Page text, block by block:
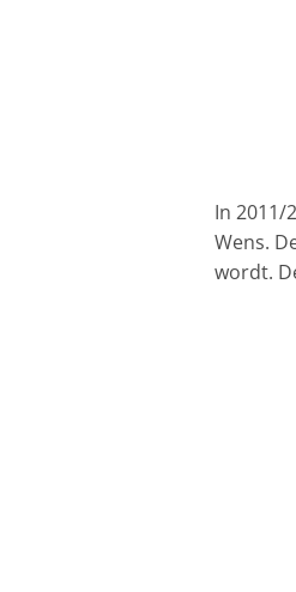
In 2011/
Wens.
wordt.